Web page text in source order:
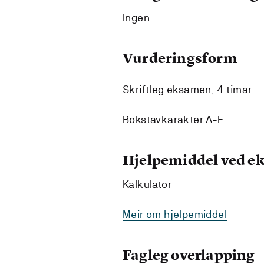
Ingen
Vurderingsform
Skriftleg eksamen, 4 timar.
Bokstavkarakter A-F.
Hjelpemiddel ved
Kalkulator
Meir om hjelpemiddel
Fagleg overlapping